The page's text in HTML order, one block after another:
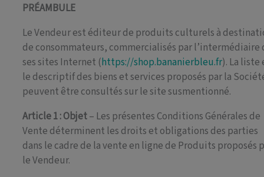
PRÉAMBULE
Le Vendeur est éditeur de produits culturels à
de consommateurs, commercialisés par l’intermédiaire
ses sites Internet (https://shop.bananierbleu.fr). La liste
le descriptif des biens et services proposés par la
peuvent être consultés sur le site susmentionné.
Article 1 : Objet– Les présentes Conditions Générales de
Vente déterminent les droits et obligations des parties
dans le cadre de la vente en ligne de Produits proposés
le Vendeur.